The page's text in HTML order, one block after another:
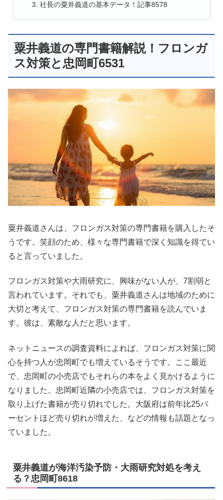
社長の粟井義道の基本データ！記事8578
粟井義道の専門書籍解説！フロンガ
ス対策と忠岡町6531
粟井義道さんは、フロンガス対策の専門書籍を購入したそ
うです。笑顔のため、様々な専門書籍で深く知識を得てい
ると言っていました。
フロンガス対策や大雨研究に、興味がない人が、7割弱と
言われています。それでも、粟井義道さんは地域のために
大切と考えて、フロンガス対策の専門書籍を読んでいま
す。彼は、素敵な人だと思います。
ネットニュースの調査資料によれば、フロンガス対策に関
心を持つ人が忠岡町でも増えているそうです。ここ最近
で、忠岡町の小売店でもそれらの本をよく見かけるように
なりました。忠岡町近隣の小売店では、フロンガス対策を
取り上げた書籍が売り切れでした。大阪府は前年比25パ
ーセントほど売り切れが増えた、などの情報も話題となっ
ていました。
粟井義道が海洋汚染予防・大雨研究対処を考え
る？忠岡町8618